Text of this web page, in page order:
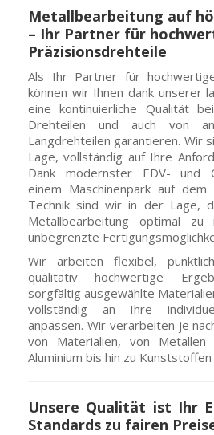
Kontakt
Metallbearbeitung auf
– Ihr Partner für
Präzisionsdrehteile
Als Ihr Partner für
können wir Ihnen dank unserer
eine kontinuierliche Qualität
Drehteilen und auch von
Langdrehteilen garantieren. Wir
Lage, vollständig auf Ihre
Dank modernster EDV- und
einem Maschinenpark auf
Technik sind wir in der Lage,
Metallbearbeitung optimal zu
unbegrenzte
Wir arbeiten flexibel,
qualitativ hochwertige
sorgfältig ausgewählte
vollständig an Ihre
anpassen. Wir verarbeiten je
von Materialien, von Metallen
Aluminium bis hin zu Kunststoffen
Unsere Qualität ist Ihr
Standards zu fairen